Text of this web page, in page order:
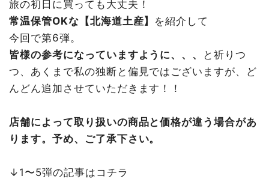
北海道の昆布いろいろ「日髙昆布」
ホッカン「がごめとろろ昆布」
旅の初日に買っても大丈夫！
常温保管OKな【北海道土産】 を紹介して
今回で第6弾。
皆様の参考になっていますように、、、
と祈りつ
つ、あくまで私の独断と偏見ではございますが、ど
んどん追加させていただきます！！
店舗によって取り扱いの商品と価格が違う場合があ
ります。予め、ご了承下さい。
↓1〜5弾の記事はコチラ